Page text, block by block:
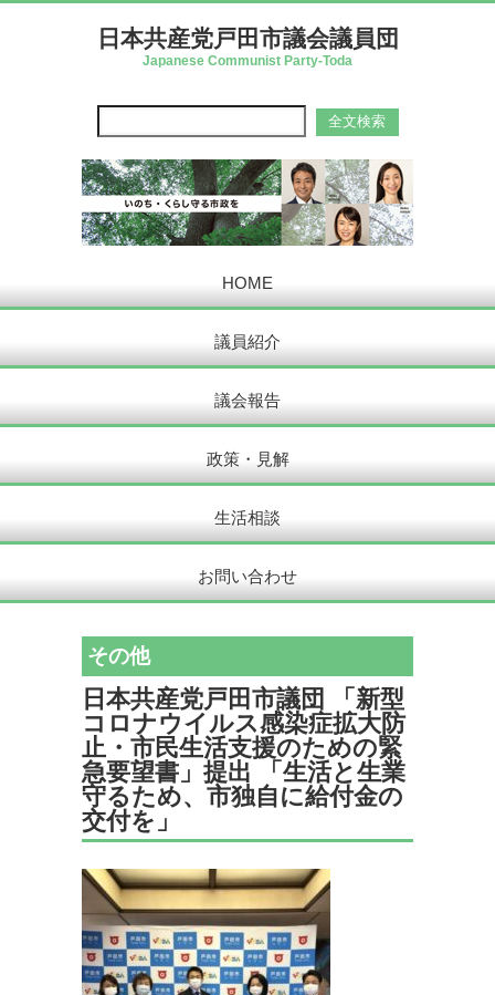
日本共産党戸田市議会議員団
Japanese Communist Party-Toda
HOME
議員紹介
議会報告
政策・見解
生活相談
お問い合わせ
その他
日本共産党戸田市議団 「新型
コロナウイルス感染症拡大防
止・市民生活支援のための緊
急要望書」提出 「生活と生業
守るため、市独自に給付金の
交付を」